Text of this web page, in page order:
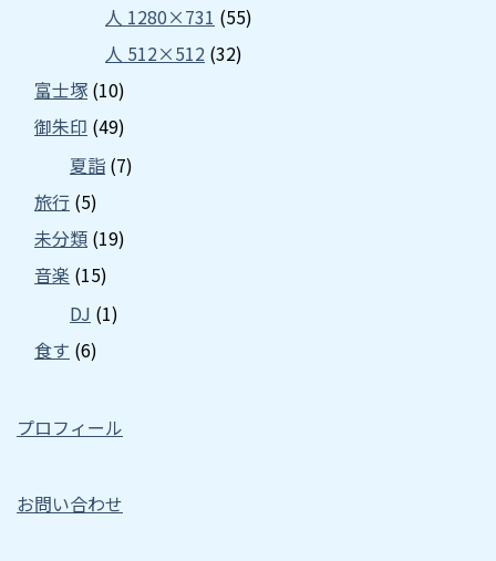
人 1280×731 (55)
人 512×512 (32)
富士塚 (10)
御朱印 (49)
夏詣 (7)
旅行 (5)
未分類 (19)
音楽 (15)
DJ (1)
食す (6)
プロフィール
お問い合わせ